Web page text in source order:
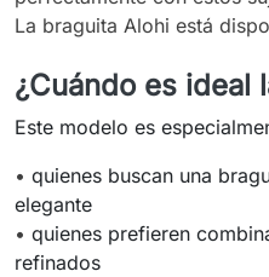
La braguita Alohi está
¿Cuándo es ideal
Este modelo es
• quienes buscan una
elegante
• quienes prefieren
refinados